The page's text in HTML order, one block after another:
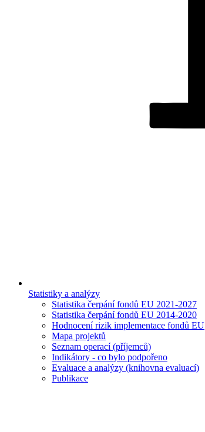
Statistiky a analýzy
Statistika čerpání fondů EU 2021-2027
Statistika čerpání fondů EU 2014-2020
Hodnocení rizik implementace fondů EU
Mapa projektů
Seznam operací (příjemců)
Indikátory - co bylo podpořeno
Evaluace a analýzy (knihovna evaluací)
Publikace